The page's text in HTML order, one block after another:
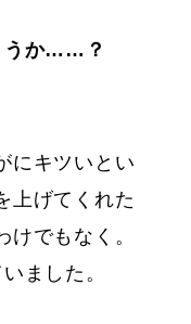
うか……？
にキツいとい
上げてくれた
でもなく。
ました。